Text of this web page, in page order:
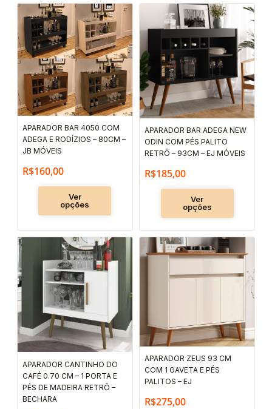
APARADOR BAR 4050 COM
ADEGA E RODÍZIOS – 80CM –
JB MÓVEIS
R$160,00
Ver
opções
Este
produto
tem
várias
variantes.
As
opções
ser
escolhidas
produto
APARADOR BAR ADEGA NEW
ODIN COM PÉS PALITO
RETRÔ – 93CM – EJ MÓVEIS
R$185,00
Ver
opções
Este
produto
tem
várias
variantes.
As
opções
podem
produto
APARADOR CANTINHO DO
CAFÉ 0.70 CM – 1 PORTA E
PÉS DE MADEIRA RETRÔ –
BECHARA
produto
várias
As
opções
podem
ser
escolhidas
APARADOR ZEUS 93 CM
COM 1 GAVETA E PÉS
PALITOS – EJ
R$275,00
produto
tem
várias
As
opções